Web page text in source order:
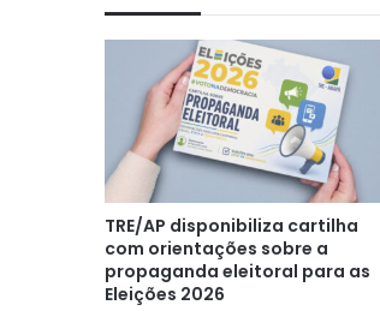
TRE/AP disponibiliza cartilha
com orientações sobre a
propaganda eleitoral para as
Eleições 2026